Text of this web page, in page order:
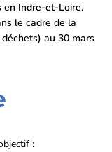
en Indre-et-Loire.
le cadre de la
au 30 mars
: